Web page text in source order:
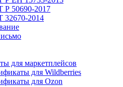
50690-2017
2014
для маркетплейсов
для Wildberries
для Ozon